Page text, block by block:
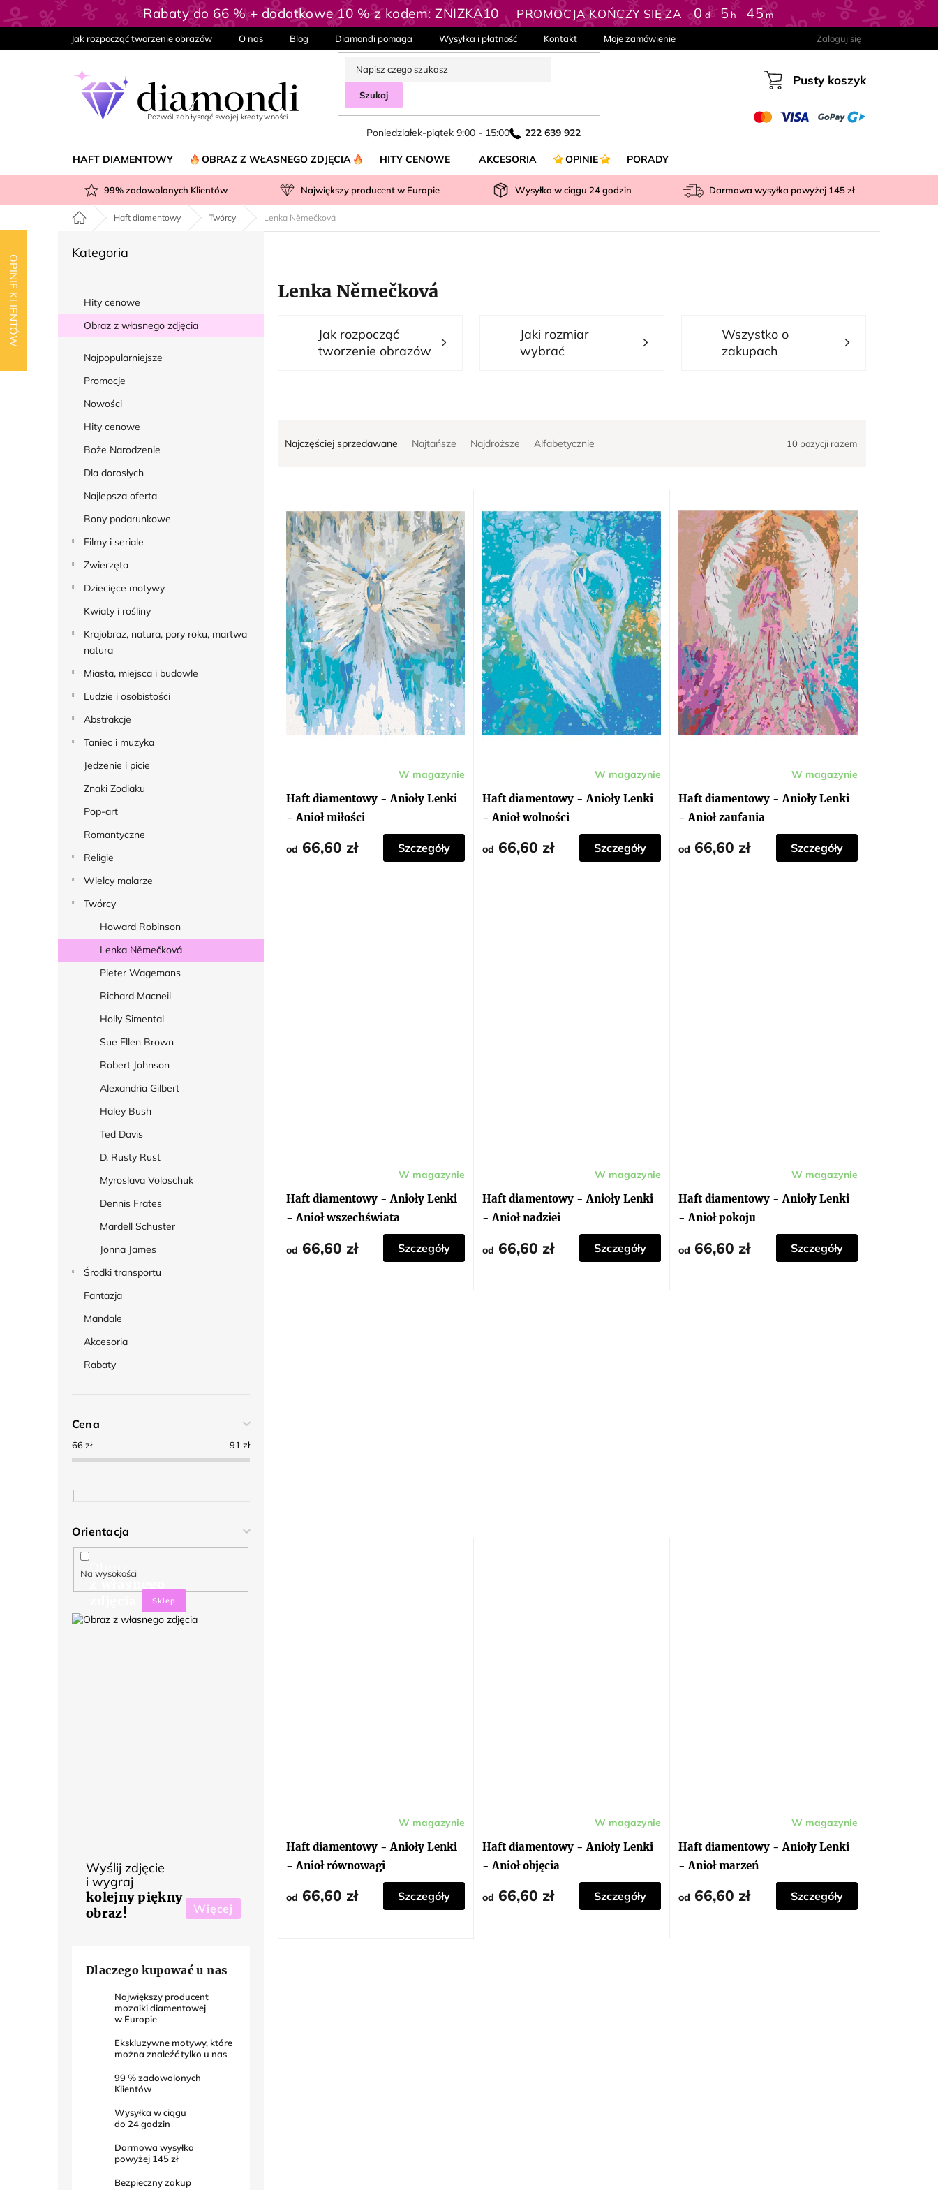
OPINIE KLIENTÓW
Przejść
do
Rabaty do 66 % + dodatkowe 10 % z kodem: ZNIZKA10 PROMOCJA KOŃCZY SIĘ ZA 0 d : 5 h 44m
Jak rozpocząć tworzenie obrazów O nas Blog Diamondi pomaga Wysyłka i płatność Kontakt Moje zamówienie Zaloguj się
Szukaj
Poniedziałek-piątek 9:00 - 15:00 222 639 922
Koszyk
Pusty koszyk
HAFT DIAMENTOWY OBRAZ Z WŁASNEGO ZDJĘCIA HITY CENOWE AKCESORIA OPINIE PORADY
99% zadowolonych Klientów Największy producent w Europie Wysyłka w ciągu 24godzin Darmowa wysyłka powyżej 145 zł
Home Haft diamentowy Twórcy Lenka Němečková
k
b
Pominąć
Kategoria
Hity cenowe
Obraz z własnego zdjęcia
Najpopularniejsze
Promocje
Nowości
Hity cenowe
Boże Narodzenie
Dla dorosłych
Najlepsza oferta
Bony podarunkowe
Filmy i seriale
Zwierzęta
Dziecięce motywy
Kwiaty i rośliny
Krajobraz, natura, pory roku, martwa
natura
Miasta, miejsca i budowle
Ludzie i osobistości
Abstrakcje
Taniec i muzyka
Jedzenie i picie
Znaki Zodiaku
Pop-art
Romantyczne
Religie
Wielcy malarze
Twórcy
Howard Robinson
Lenka Němečková
Pieter Wagemans
Richard Macneil
Holly Simental
Sue Ellen Brown
Robert Johnson
Alexandria Gilbert
Haley Bush
Ted Davis
D. Rusty Rust
Myroslava Voloschuk
Dennis Frates
Mardell Schuster
Jonna James
Środki transportu
Fantazja
Mandale
Akcesoria
Rabaty
Cena
66zł 91 zł
Orientacja
Na wysokości
Obraz
z własnego
Sklep
Wyślij zdjęcie
i wygraj
kolejny piękny
obraz!
Więcej
Dlaczego kupować u nas
Największy producent
mozaiki diamentowej
w Europie
Ekskluzywne motywy, które
można znaleźć tylko u nas
99% zadowolonych
Klientów
Wysyłka w ciągu
do 24godzin
Darmowa wysyłka
powyżej 145 zł
Bezpieczny zakup
Lenka Němečková
w
Najczęściej sprzedawane Najtańsze Najdroższe Alfabetycznie 10 pozycji razem
w
Haft diamentowy - Anioły Lenki
- Anioł miłości
produktu
wynosi
5,0
na
gwiazdek.
W magazynie
od 66,60 zł Szczegóły
Haft diamentowy - Anioły Lenki
- Anioł wolności
W magazynie
od 66,60 zł Szczegóły
Haft diamentowy - Anioły Lenki
- Anioł zaufania
W magazynie
od 66,60 zł Szczegóły
Haft diamentowy - Anioły Lenki
- Anioł wszechświata
W magazynie
od 66,60 zł Szczegóły
Haft diamentowy - Anioły Lenki
- Anioł nadziei
W magazynie
od 66,60 zł Szczegóły
Haft diamentowy - Anioły Lenki
- Anioł pokoju
W magazynie
od 66,60 zł Szczegóły
Jak rozpocząć
tworzenie obrazów
Jaki rozmiar
wybrać
Wszystko o
zakupach
Haft diamentowy - Anioły Lenki
- Anioł równowagi
W magazynie
od 66,60 zł Szczegóły
Haft diamentowy - Anioły Lenki
- Anioł objęcia
W magazynie
od 66,60 zł Szczegóły
Haft diamentowy - Anioły Lenki
- Anioł marzeń
W magazynie
od 66,60 zł Szczegóły